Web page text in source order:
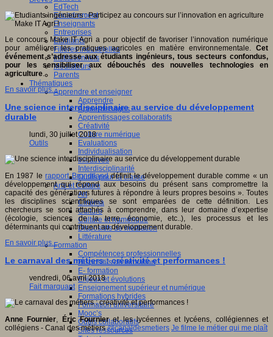
EdTech
Encadrement
Enseignants
Entreprises
Etudiants
Filières industrielles
Institutionnels
Médiateurs
Parents
Thématiques
Apprendre et enseigner
Apprendre
Apprentissages
Apprentissages collaboratifs
Créativité
Culture numérique
Evaluations
Individualisation
Initiatives
Interdisciplinarité
Outils pour la classe
Arts et Culture
Art
Cinéma
Culture
Culture et numérique
Dispositifs de médiation
Littérature
Formation
Compétences professionnelles
Dispositifs de formation
E- formation
Enjeux et évolutions
Enseignement supérieur et numérique
Formations hybrides
Formation universitaire
Mooc’s
Outils collaboratifs
Sites ressources
Le concours Make IT Agri a pour objectif de favoriser l’innovation numérique
pour améliorer les pratiques agricoles en matière environnementale. Cet
événement s’adresse aux étudiants ingénieurs, tous secteurs confondus,
pour les sensibiliser aux débouchés des nouvelles technologies en
agriculture.
En savoir plus...
Une science interdisciplinaire au service du développement
durable
lundi, 30 juillet 2018
Outils
En 1987 lerapport Brundtlanddéfinit le développement durable comme « un
développement qui répond aux besoins du présent sans compromettre la
capacité des générations futures à répondre à leurs propres besoins ». Toutes
les disciplines scientifiques se sont emparées de cette définition. Les
chercheurs se sont attachés à comprendre, dans leur domaine d’expertise
(écologie, sciences de la terre, économie, etc..), les processus et les
déterminants qui contribuent au développement durable.
En savoir plus...
Le carnaval des métiers : créativité et performances !
vendredi, 06 avril 2018
Fait marquant
Anne Fournier, Éric Fournieret les lycéennes et lycéens, collégiennes et
collégiens - Canal des métiers@canaldesmetiers Je filme le métier qui me plaît